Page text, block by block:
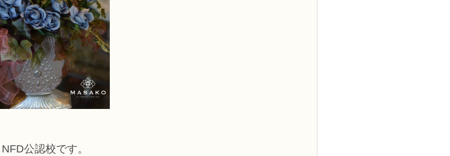
ウエディングコース NFDディプロマプリザーブドフラワーコース
クマスターコース キッズフラワーレッス
公認校です。